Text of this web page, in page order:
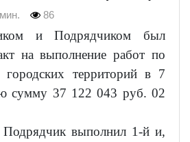
86
и Подрядчиком был
на выполнение работ по
городских территорий в 7
сумму 37 122 043 руб. 02
Подрядчик выполнил 1-й и,